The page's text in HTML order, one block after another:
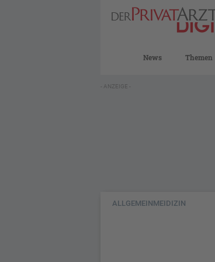
News Themen
- ANZEIGE -
ALLGEMEINMEIDIZIN